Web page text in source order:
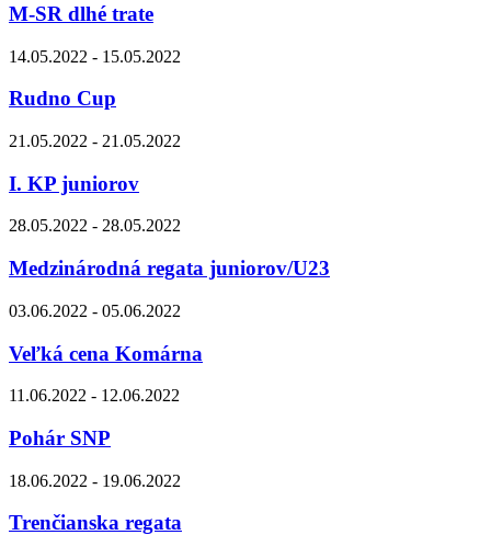
M-SR dlhé trate
14.05.2022 - 15.05.2022
Rudno Cup
21.05.2022 - 21.05.2022
I. KP juniorov
28.05.2022 - 28.05.2022
Medzinárodná regata juniorov/U23
03.06.2022 - 05.06.2022
Veľká cena Komárna
11.06.2022 - 12.06.2022
Pohár SNP
18.06.2022 - 19.06.2022
Trenčianska regata